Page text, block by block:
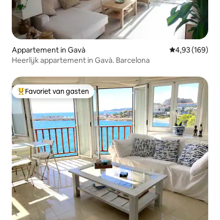
Appartement in Gavà Gemiddelde
4,93 (169)
Heerlijk appartement in Gavà. Barcelona
Topfavoriet van gasten
Favoriet van gasten